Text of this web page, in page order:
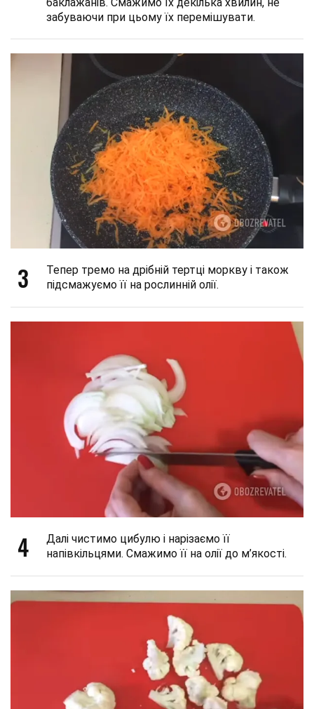
забуваючи при цьому їх перемішувати.
3
Тепер тремо на дрібній тертці моркву і також
підсмажуємо її на рослинній олії.
4
Далі чистимо цибулю і нарізаємо її
напівкільцями. Смажимо її на олії до м’якості.